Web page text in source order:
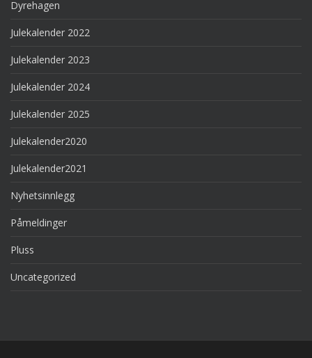
Dyrehagen
Julekalender 2022
Julekalender 2023
Julekalender 2024
Julekalender 2025
Julekalender2020
Julekalender2021
Nyhetsinnlegg
Påmeldinger
Pluss
Uncategorized